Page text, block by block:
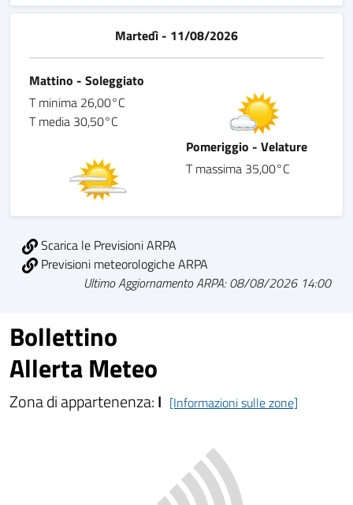
Martedì - 11/08/2026
Mattino - Soleggiato
T minima 26,00°C
T media 30,50°C
Pomeriggio - Velature
T massima 35,00°C
Scarica le Previsioni ARPA
Previsioni meteorologiche ARPA
Ultimo Aggiornamento ARPA: 08/08/2026 14:00
Bollettino
Allerta Meteo
Zona di appartenenza:I [Informazioni sulle zone]